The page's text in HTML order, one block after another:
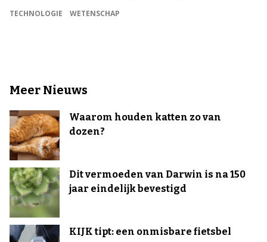
TECHNOLOGIE
WETENSCHAP
Meer Nieuws
Waarom houden katten zo van
dozen?
Dit vermoeden van Darwin is na 150
jaar eindelijk bevestigd
KIJK tipt: een onmisbare fietsbel